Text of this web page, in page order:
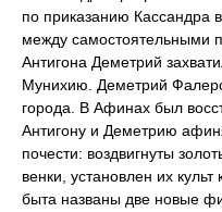
по приказанию Кассандра
между самостоятельными
Антигона Деметрий
Мунихию. Деметрий
города. В Афинах был
Антигону и Деметрию
почести: воздвигнуты
венки, установлен их
быта названы две новые